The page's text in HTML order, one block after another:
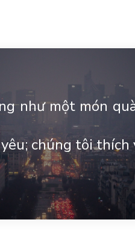
như một món
chúng tôi thích